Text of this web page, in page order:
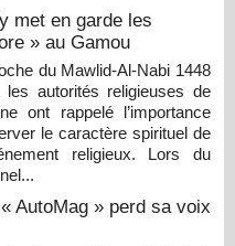
met en garde les
» au Gamou
du Mawlid-Al-Nabi 1448
les autorités religieuses de
ont rappelé l’importance
le caractère spirituel de
religieux. Lors du
AutoMag » perd sa voix